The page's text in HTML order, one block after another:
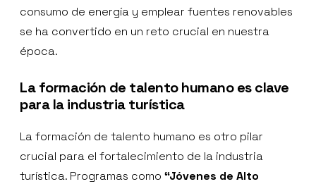
consumo de energía y emplear fuentes renovables
se ha convertido en un reto crucial en nuestra
época.
La formación de talento humano es clave
para la industria turística
La formación de talento humano es otro pilar
crucial para el fortalecimiento de la industria
turística. Programas como “Jóvenes de Alto